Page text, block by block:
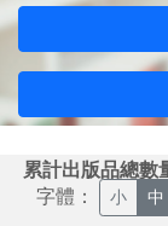
累計出版品總數
字體： 小 中